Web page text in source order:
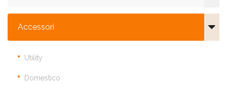
Accessori
Utility
Domestico